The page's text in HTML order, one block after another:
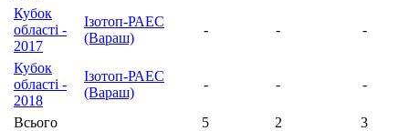
Кубок
області -
2017
Ізотоп-РАЕС
(Вараш)
- - -
Кубок
області -
2018
Ізотоп-РАЕС
(Вараш)
- - -
Всього 5 2
3